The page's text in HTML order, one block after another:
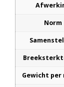
Norm
Gewicht